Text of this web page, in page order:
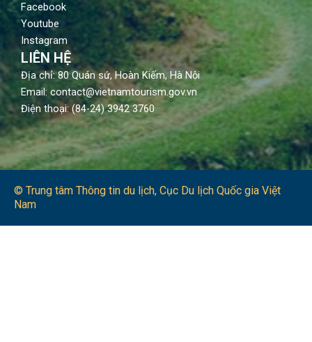
Facebook
Youtube
Instagram
LIÊN HỆ
Địa chỉ: 80 Quán sứ, Hoàn Kiếm, Hà Nội
Email: contact@vietnamtourism.gov.vn
Điện thoại: (84-24) 3942 3760
© Trung tâm Thông tin du lịch​, Cục Du lịch Quốc gia Việt
Nam